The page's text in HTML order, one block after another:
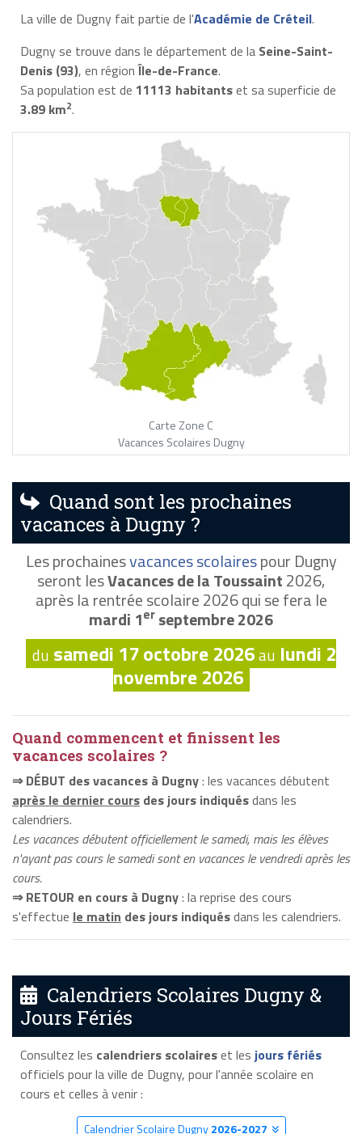
La ville de Dugny fait partie de l'Académie de Créteil.
Dugny se trouve dans le département de la Seine-Saint-
Denis (93), en régionÎle-de-France.
Sa population est de 11113 habitantset sa superficie de
3.89 km2.
Carte Zone C
Vacances Scolaires Dugny
Quand sont les prochaines
vacances à Dugny ?
Les prochainesvacances scolairespour Dugny
seront lesVacances de la Toussaint2026,
après la rentrée scolaire 2026 qui se fera le
mardi 1er septembre 2026
du samedi 17 octobre 2026au lundi 2
novembre 2026
Quand commencent et finissent les
vacances scolaires ?
⇒ DÉBUT des vacances à Dugny: les vacances débutent
après le dernier cours des jours indiquésdans les
calendriers.
Les vacances débutent officiellement le samedi, mais les élèves
n'ayant pas cours le samedi sont en vacances le vendredi après les
cours.
⇒ RETOUR en cours à Dugny: la reprise des cours
s'effectue le matin des jours indiquésdans les calendriers.
Calendriers Scolaires Dugny &
Jours Fériés
Consultez les calendriers scolaireset les jours fériés
officiels pour la ville de Dugny, pour l'année scolaire en
cours et celles à venir :
Calendrier Scolaire Dugny2026-2027